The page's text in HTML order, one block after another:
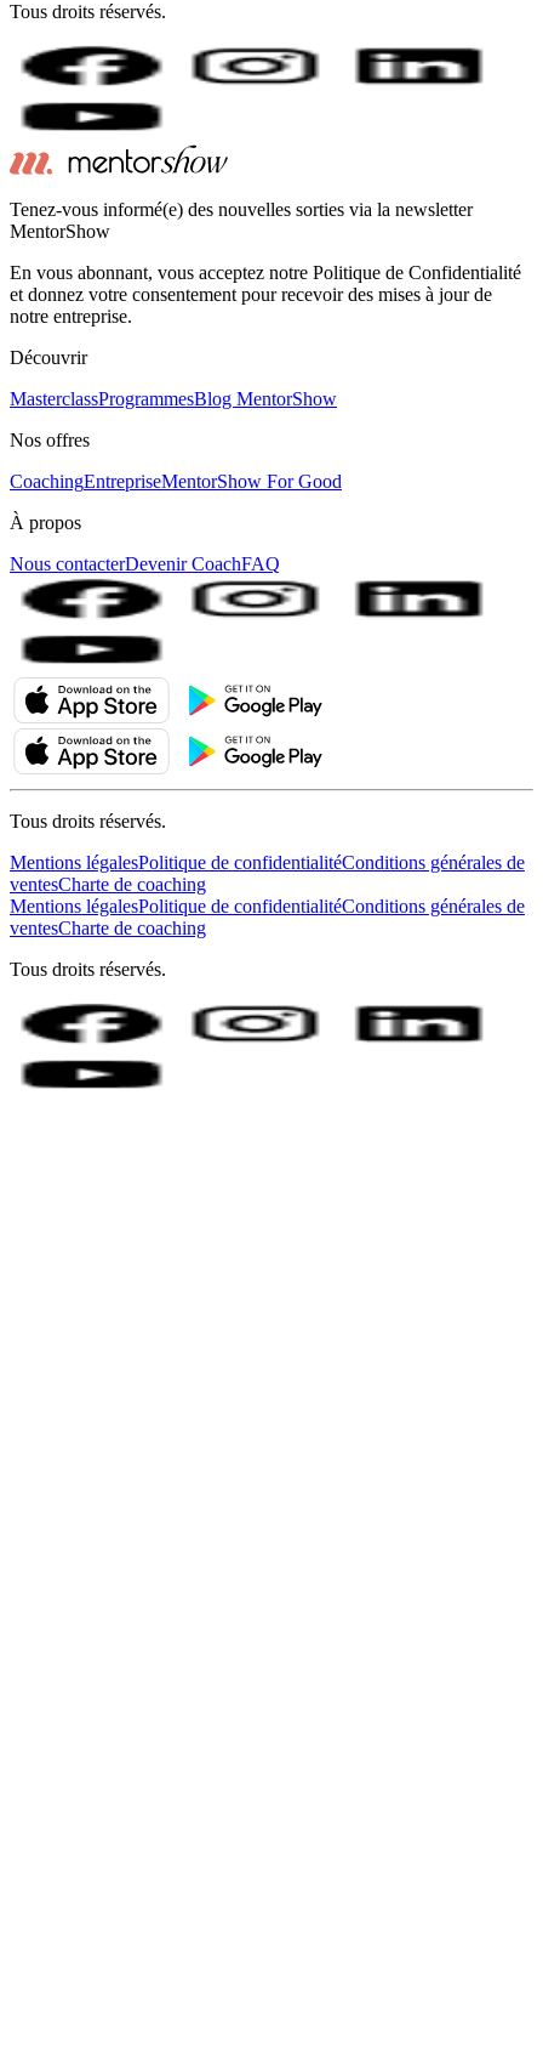
Tous droits réservés.
Tenez-vous informé(e) des nouvelles sorties via la newsletter
MentorShow
En vous abonnant, vous acceptez notre Politique de Confidentialité
et donnez votre consentement pour recevoir des mises à jour de
notre entreprise.
Découvrir
MasterclassProgrammesBlog MentorShow
Nos offres
CoachingEntrepriseMentorShow For Good
À propos
Nous contacterDevenir CoachFAQ
Tous droits réservés.
Mentions légalesPolitique de confidentialitéConditions générales de
ventesCharte de coaching
Mentions légalesPolitique de confidentialitéConditions générales de
ventesCharte de coaching
Tous droits réservés.